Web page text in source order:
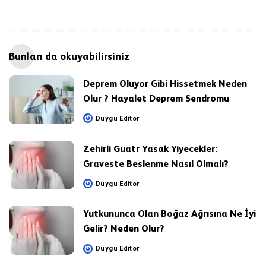
Bunları da okuyabilirsiniz
Deprem Oluyor Gibi Hissetmek Neden
Olur ? Hayalet Deprem Sendromu
PostedDuygu Editor
Zehirli Guatr Yasak Yiyecekler:
Graveste Beslenme Nasıl Olmalı?
PostedDuygu Editor
Yutkununca Olan Boğaz Ağrısına Ne İyi
Gelir? Neden Olur?
PostedDuygu Editor